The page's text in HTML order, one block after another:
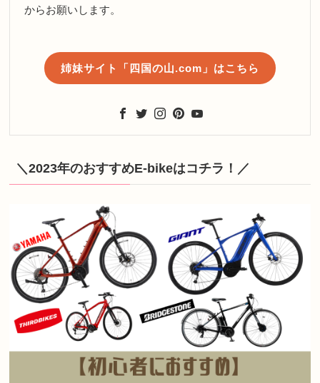
からお願いします。
姉妹サイト「四国の山.com」はこちら
＼2023年のおすすめE-bikeはコチラ！／